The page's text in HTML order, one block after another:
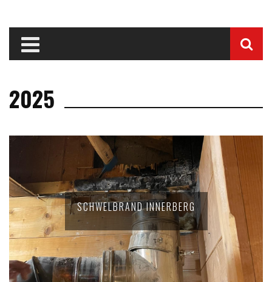
2025
SCHWELBRAND INNERBERG